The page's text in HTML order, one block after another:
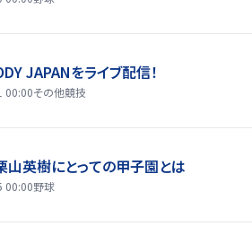
JAPANをライブ配信！
00:00その他競技
山英樹にとっての甲子園とは
00:00野球